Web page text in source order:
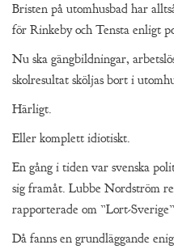
Bristen på utomhusbad har
för Rinkeby och Tensta enligt
Nu ska gängbildningar,
skolresultat sköljas bort i
Härligt.
Eller komplett idiotiskt.
En gång i tiden var svenska
sig framåt. Lubbe Nordström
rapporterade om ”Lort-
Då fanns en grundläggande